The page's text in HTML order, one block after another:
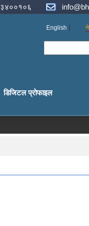
English
डिजिटल प्रोफाइल